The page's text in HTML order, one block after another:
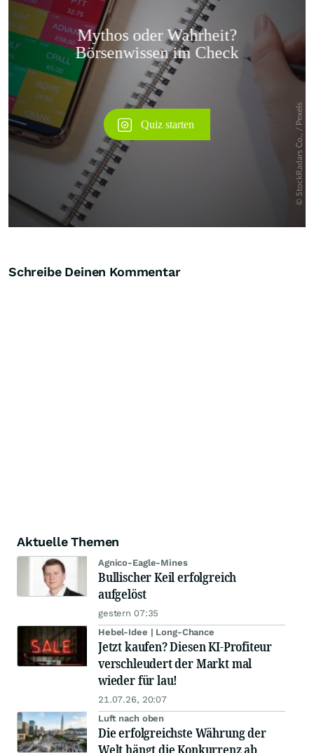
Überspringen
Schreibe Deinen Kommentar
Aktuelle Themen
Agnico-Eagle-Mines
Bullischer Keil erfolgreich
aufgelöst
gestern 07:35
Hebel-Idee | Long-Chance
Jetzt kaufen? Diesen KI-Profiteur
verschleudert der Markt mal
wieder für lau!
21.07.26, 20:07
Luft nach oben
Die erfolgreichste Währung der